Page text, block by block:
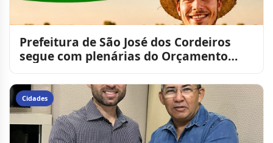
Prefeitura de São José dos Cordeiros
segue com plenárias do Orçamento
Cidades